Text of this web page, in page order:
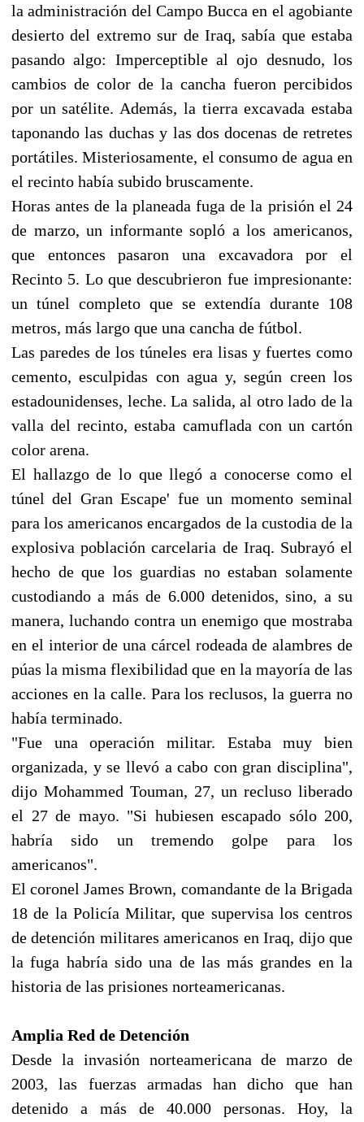
la administración del Campo Bucca en el agobiante
desierto del extremo sur de Iraq, sabía que estaba
pasando algo: Imperceptible al ojo desnudo, los
cambios de color de la cancha fueron percibidos
por un satélite. Además, la tierra excavada estaba
taponando las duchas y las dos docenas de retretes
portátiles. Misteriosamente, el consumo de agua en
el recinto había subido bruscamente.
Horas antes de la planeada fuga de la prisión el 24
de marzo, un informante sopló a los americanos,
que entonces pasaron una excavadora por el
Recinto 5. Lo que descubrieron fue impresionante:
un túnel completo que se extendía durante 108
metros, más largo que una cancha de fútbol.
Las paredes de los túneles era lisas y fuertes como
cemento, esculpidas con agua y, según creen los
estadounidenses, leche. La salida, al otro lado de la
valla del recinto, estaba camuflada con un cartón
color arena.
El hallazgo de lo que llegó a conocerse como el
túnel del Gran Escape' fue un momento seminal
para los americanos encargados de la custodia de la
explosiva población carcelaria de Iraq. Subrayó el
hecho de que los guardias no estaban solamente
custodiando a más de 6.000 detenidos, sino, a su
manera, luchando contra un enemigo que mostraba
en el interior de una cárcel rodeada de alambres de
púas la misma flexibilidad que en la mayoría de las
acciones en la calle. Para los reclusos, la guerra no
había terminado.
"Fue una operación militar. Estaba muy bien
organizada, y se llevó a cabo con gran disciplina",
dijo Mohammed Touman, 27, un recluso liberado
el 27 de mayo. "Si hubiesen escapado sólo 200,
habría sido un tremendo golpe para los
americanos".
El coronel James Brown, comandante de la Brigada
18 de la Policía Militar, que supervisa los centros
de detención militares americanos en Iraq, dijo que
la fuga habría sido una de las más grandes en la
historia de las prisiones norteamericanas.
Amplia Red de Detención
Desde la invasión norteamericana de marzo de
2003, las fuerzas armadas han dicho que han
detenido a más de 40.000 personas. Hoy, la